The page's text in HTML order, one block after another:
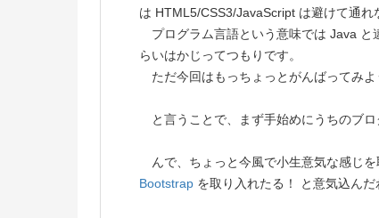
は HTML5/CSS3/JavaScript は避けて通れ
プログラム言語という意味では Java と
らいはかじってつもりです。
ただ今回はもっちょっとがんばってみよ
と言うことで、まず手始めにうちのブロ
んで、ちょっと今風で小生意気な感じ
Bootstrap を取り入れたる！ と意気込んだ